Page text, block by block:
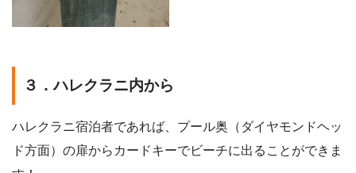
３．ハレクラニ内から
ハレクラニ宿泊者であれば、プール奥（ダイヤモンドヘッ
ド方面）の扉からカードキーでビーチに出ることができま